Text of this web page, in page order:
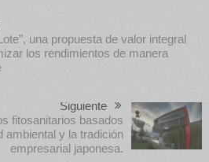
una propuesta de valor integral
los rendimientos de manera
Siguiente
fitosanitarios basados
ambiental y la tradición
empresarial japonesa.